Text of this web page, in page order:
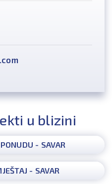
u blizini
- SAVAR
- SAVAR